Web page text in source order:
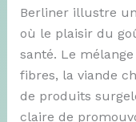
Berliner illustre
où le plaisir du
santé. Le
fibres, la viande
de produits
claire de